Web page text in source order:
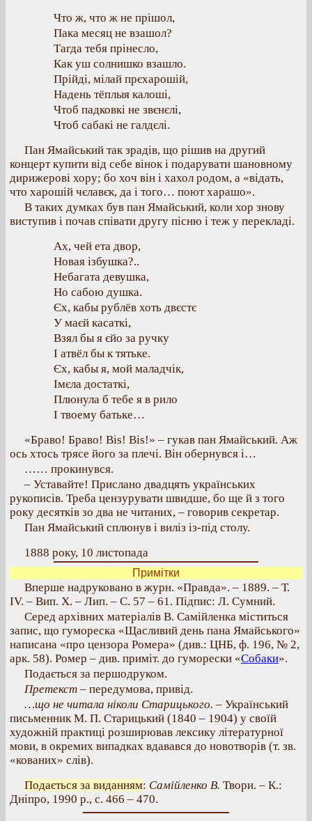
Что ж, что ж не прішол,
Пака месяц не взашол?
Тагда тебя прінесло,
Как уш солнишко взашло.
Прійді, мілай прєхарошій,
Надень тёплыя калоші,
Чтоб падковкі не звєнєлі,
Чтоб сабакі не галдєлі.
Пан Ямайський так зрадів, що рішив на другий
концерт купити від себе вінок і подарувати шановному
дирижерові хору; бо хоч він і хахол родом, а «відать,
что харошій чєлавєк, да і того… поют харашо».
В таких думках був пан Ямайський, коли хор знову
виступив і почав співати другу пісню і теж у перекладі.
Ах, чей ета двор,
Новая ізбушка?..
Небагата девушка,
Но сабою душка.
Єх, кабы рублёв хоть двєстє
У маєй касаткі,
Взял бы я єйо за ручку
I атвёл бы к тятьке.
Єх, кабы я, мой маладчік,
Імєла достаткі,
Плюнула б тебе я в рило
I твоему батьке…
«Браво! Браво! Bis! Bis!» – гукав пан Ямайський. Аж
ось хтось трясе його за плечі. Він обернувся і…
…… прокинувся.
– Уставайте! Прислано двадцять українських
рукописів. Треба цензурувати швидше, бо ще й з того
року десятків зо два не читаних, – говорив секретар.
Пан Ямайський сплюнув і виліз із-під столу.
1888 року, 10 листопада
Примітки
Вперше надруковано в журн. «Правда». – 1889. – Т.
IV. – Вип. X. – Лип. – С. 57 – 61. Підпис: Л. Сумний.
Серед архівних матеріалів В. Самійленка міститься
запис, що гумореска «Щасливий день пана Ямайського»
написана «про цензора Ромера» (див.: ЦНБ, ф. 196, № 2,
арк. 58). Ромер – див. приміт. до гуморески «Собаки».
Подається за першодруком.
Претекст – передумова, привід.
…що не читала ніколи Старицького. – Український
письменник М. П. Старицький (1840 – 1904) у своїй
художній практиці розширював лексику літературної
мови, в окремих випадках вдавався до новотворів (т. зв.
«кованих» слів).
Подається за виданням: Самійленко В. Твори. – К.:
Дніпро, 1990 р., с. 466 – 470.